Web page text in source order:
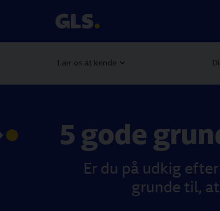
Lær os at kende
5 gode
Er du på udkig
grunde til,